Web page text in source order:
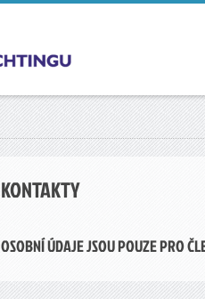
KONTAKTY
OSOBNÍ ÚDAJE JSOU POUZE PRO